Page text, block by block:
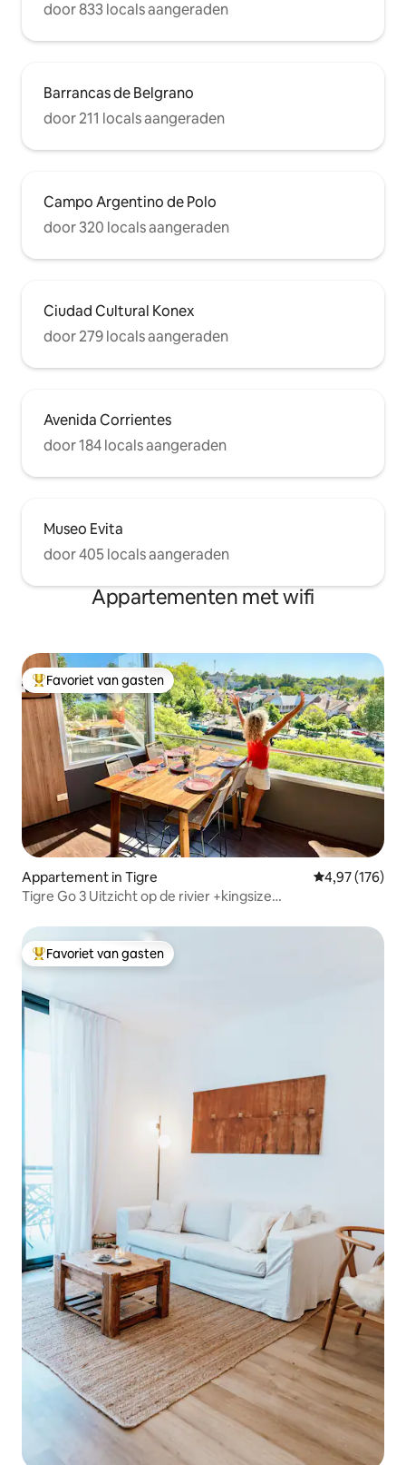
door 833 locals aangeraden
Barrancas de Belgrano
door 211 locals aangeraden
Campo Argentino de Polo
door 320 locals aangeraden
Ciudad Cultural Konex
door 279 locals aangeraden
Avenida Corrientes
door 184 locals aangeraden
Museo Evita
door 405 locals aangeraden
Appartementen met wifi
Topfavoriet van gasten
Favoriet van gasten
Appartement in Tigre Gemiddelde
4,97 (176)
Tigre Go 3 Uitzicht op de rivier +kingsize
Topfavoriet van gasten
Favoriet van gasten